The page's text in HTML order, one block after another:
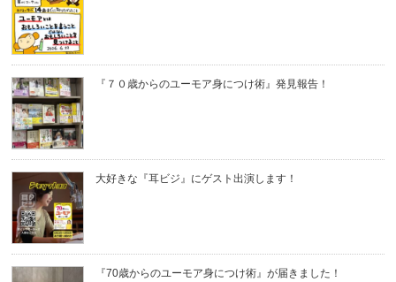
『７０歳からのユーモア身につけ術』発見報告！
大好きな『耳ビジ』にゲスト出演します！
『70歳からのユーモア身につけ術』が届きました！